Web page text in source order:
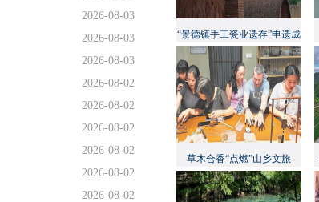
2026-08-03
2026-08-03
2026-08-03
2026-08-02
2026-08-02
2026-08-02
2026-08-02
2026-08-02
2026-08-02
“景德镇手工瓷业遗存”申遗成
草木合香“点燃”山乡文旅